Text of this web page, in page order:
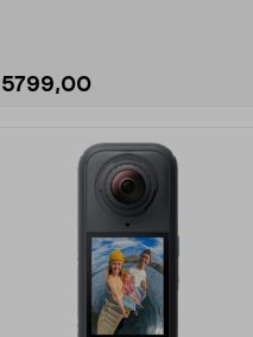
5799,00